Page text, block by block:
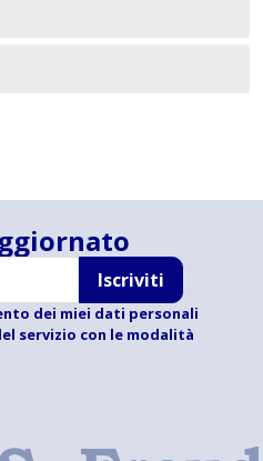
Iscriviti
dei miei dati personali
servizio con le modalità